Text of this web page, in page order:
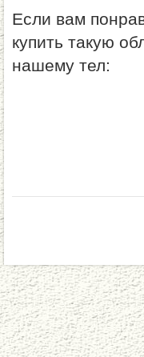
Если вам
купить такую
нашему тел: